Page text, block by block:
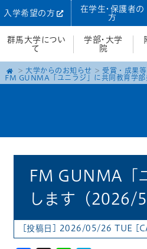
入学希望の方
在学生・保護者の
方
群馬大学につい
て
学部・大学
院
大学からのお知らせ 受賞・成果等
FM GUNMA「ユニラジ」に共同教育学
FM GUNMA「
します（
[投稿日] 2026/05/26 TUE